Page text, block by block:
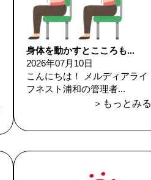
身体を動かすとこころも...
2026年07月10日
こんにちは！ メルディアライ
フネスト浦和の管理者...
＞もっとみる